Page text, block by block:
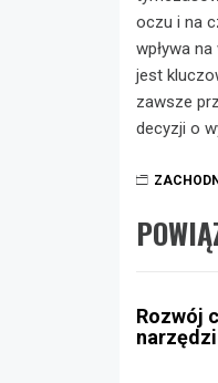
oczu i na
wpływa
jest
zawsze
decyzji o
Rozwój